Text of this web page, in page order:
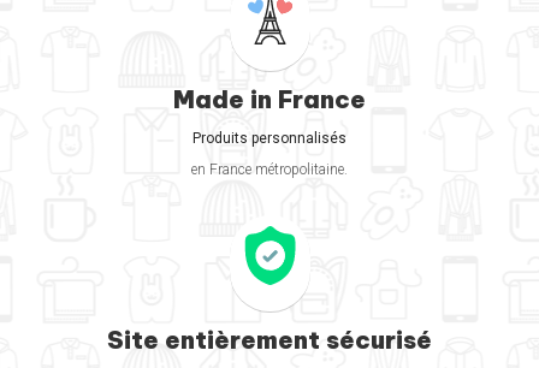
Made in France
Produits personnalisés
en France métropolitaine.
Site entièrement sécurisé